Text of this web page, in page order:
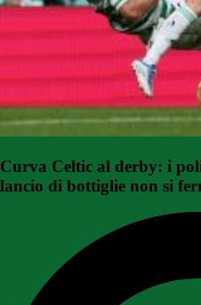
Curva Celtic al derby: i
lancio di bottiglie non si